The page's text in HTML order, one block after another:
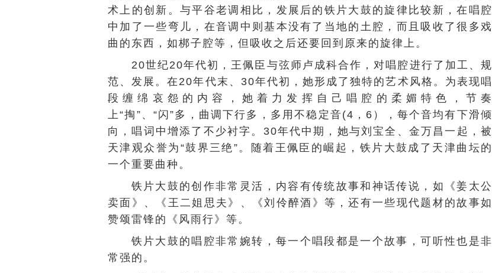
术上的创新。与平谷老调相比，发展后的铁片大鼓的旋律比较新，在唱腔
中加了一些弯儿，在音调中则基本没有了当地的土腔，而且吸收了很多戏
曲的东西，如梆子腔等，但吸收之后还要回到原来的旋律上。
20世纪20年代初，王佩臣与弦师 卢成科合作，对唱腔进行了加工、规
范、发展。在20年代末、30年代初，她形成了独特的艺术风格。为表现唱
段缠绵哀怨的内容，她着力发挥自己唱腔的柔媚特色，节奏
上“掏”、“闪”多，曲调下行多，多用不稳定音(4，6），每个音均有下滑倾
向，唱词中增添了不少衬字。30年代中期，她与刘宝全 、 金万昌一起，被
天津观众誉为“鼓界三绝”。随着王佩臣的崛起，铁片大鼓成了天津曲坛的
一个重要曲种。
铁片大鼓的创作非常灵活，内容有传统故事和神话传说，如《姜太公
卖面》、《王二姐思夫》、《刘伶醉酒 》等，还有一些现代题材的故事如
赞颂雷锋的《风雨行》等。
铁片大鼓的唱腔非常婉转，每一个唱段都是一个故事，可听性也是非
常强的。